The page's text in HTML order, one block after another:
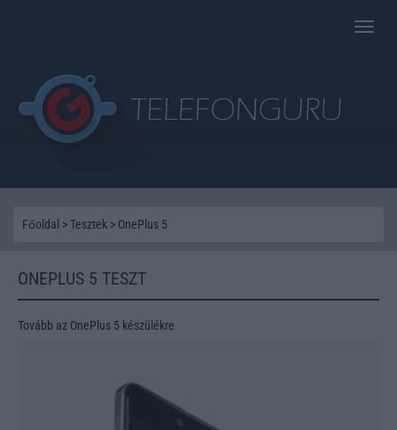
Toggle
Főoldal >Tesztek > OnePlus 5
ONEPLUS 5 TESZT
Tovább az OnePlus 5 készülékre